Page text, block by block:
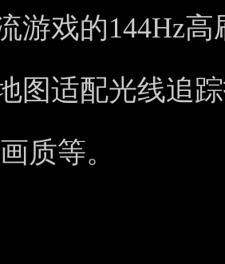
游戏的144Hz
图适配光线追
质等。